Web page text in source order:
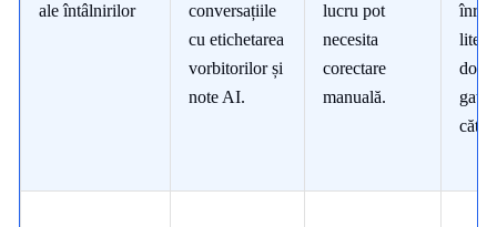
ale întâlnirilor
conversațiile
cu etichetarea
vorbitorilor și
note AI.
lucru pot
necesita
corectare
manuală.
gata